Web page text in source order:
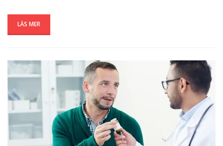
LÄS MER